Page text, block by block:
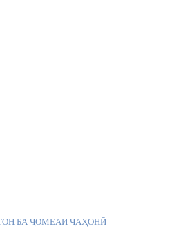
БА ҶОМЕАИ ҶАҲОНӢ